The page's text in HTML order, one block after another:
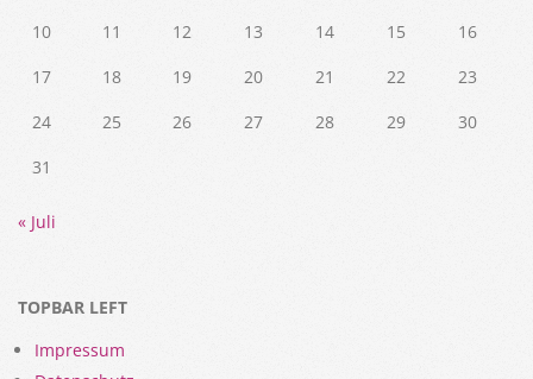
10
11 12 13 14 15
16
17
18 19 20 21 22
23
24
25 26 27 28 29
30
31
« Juli
TOPBAR LEFT
Impressum